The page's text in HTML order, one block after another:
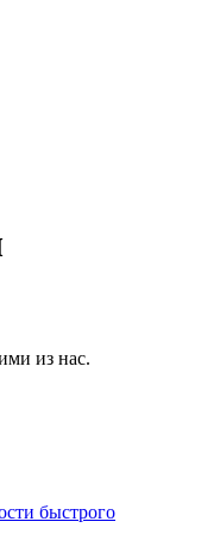
из нас.
быстрого